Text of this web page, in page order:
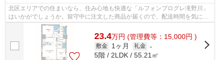
北区エリアでの住まいなら、住み心地も快適な「ルフォンプログレ滝野川」
はいかがでしょうか。留守中に注文した商品が届くので、配送時間を気にせ
ず注文ができる宅配ボックスがありま...
23.4万円 (管理費等：15,000円 )
敷金 1ヶ月 礼金 -
5階 / 2LDK / 55.21㎡